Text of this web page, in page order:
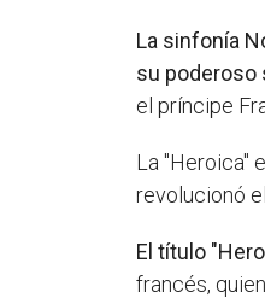
La sinfonía
su poderoso
el príncipe
La "Heroica"
revolucionó
El título
francés,